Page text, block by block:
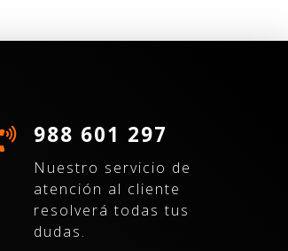
988 601 297
Nuestro servicio de
atención al cliente
resolverá todas tus
dudas.